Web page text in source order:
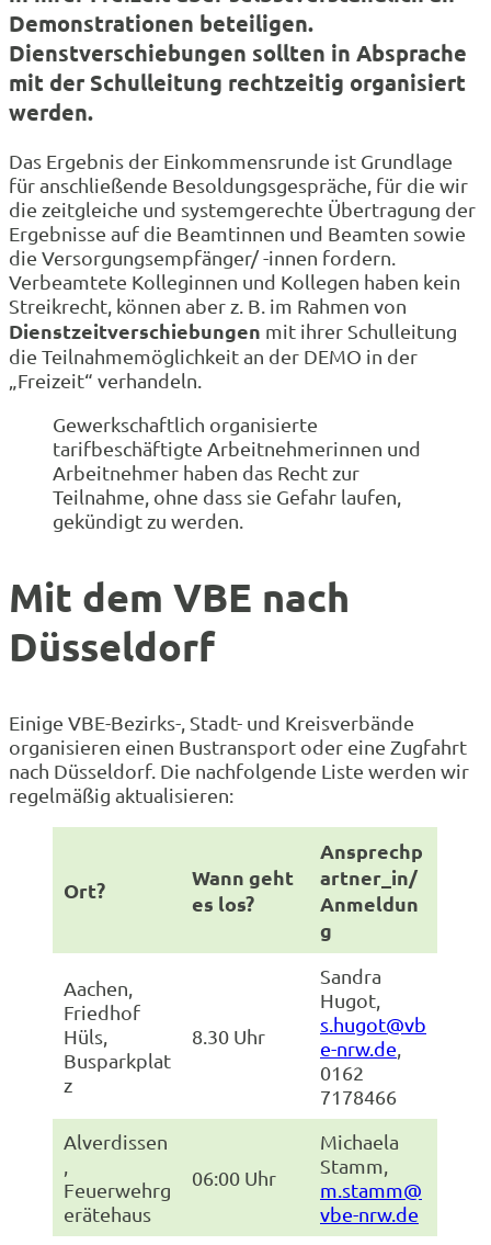
Demonstrationen beteiligen.
Dienstverschiebungen sollten in Absprache
mit der Schulleitung rechtzeitig organisiert
werden.
Das Ergebnis der Einkommensrunde ist Grundlage
für anschließende Besoldungsgespräche, für die wir
die zeitgleiche und systemgerechte Übertragung der
Ergebnisse auf die Beamtinnen und Beamten sowie
die Versorgungsempfänger/ -innen fordern.
Verbeamtete Kolleginnen und Kollegen haben kein
Streikrecht, können aber z. B. im Rahmen von
Dienstzeitverschiebungen mit ihrer Schulleitung
die Teilnahmemöglichkeit an der DEMO in der
„Freizeit“ verhandeln.
Gewerkschaftlich organisierte
tarifbeschäftigte Arbeitnehmerinnen und
Arbeitnehmer haben das Recht zur
Teilnahme, ohne dass sie Gefahr laufen,
gekündigt zu werden.
Mit dem VBE nach
Düsseldorf
Einige VBE-Bezirks-, Stadt- und Kreisverbände
organisieren einen Bustransport oder eine Zugfahrt
nach Düsseldorf. Die nachfolgende Liste werden wir
regelmäßig aktualisieren:
Ort?
Wann geht
es los?
Ansprechp
artner_in/
Anmeldun
g
Aachen,
Friedhof
Hüls,
Busparkplat
z
8.30 Uhr
Sandra
Hugot,
s.hugot@vb
e-nrw.de
0162
7178466
Alverdissen
Feuerwehrg
erätehaus
06:00 Uhr
Michaela
Stamm,
m.stamm@
vbe-nrw.de